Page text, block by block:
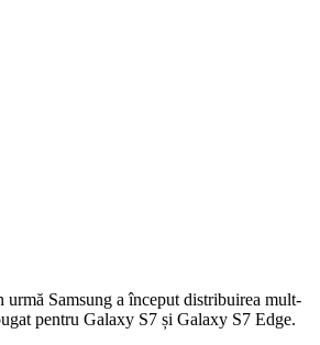
urmă Samsung a început distribuirea mult-
pentru Galaxy S7 și Galaxy S7 Edge.